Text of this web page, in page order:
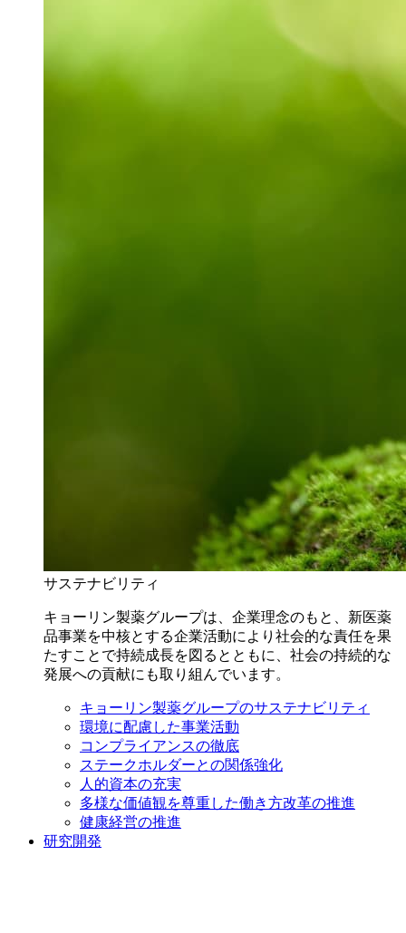
サステナビリティ
キョーリン製薬グループは、企業理念のもと、新医薬
品事業を中核とする企業活動により社会的な責任を果
たすことで持続成長を図るとともに、社会の持続的な
発展への貢献にも取り組んでいます。
キョーリン製薬グループのサステナビリティ
環境に配慮した事業活動
コンプライアンスの徹底
ステークホルダーとの関係強化
人的資本の充実
多様な価値観を尊重した働き方改革の推進
健康経営の推進
研究開発